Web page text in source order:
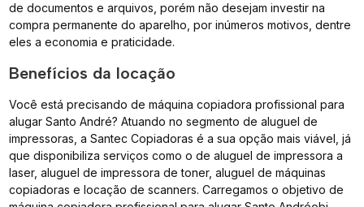
de documentos e arquivos, porém não desejam investir na
compra permanente do aparelho, por inúmeros motivos, dentre
eles a economia e praticidade.
Benefícios da locação
Você está precisando de máquina copiadora profissional para
alugar Santo André? Atuando no segmento de aluguel de
impressoras, a Santec Copiadoras é a sua opção mais viável, já
que disponibiliza serviços como o de aluguel de impressora a
laser, aluguel de impressora de toner, aluguel de máquinas
copiadoras e locação de scanners. Carregamos o objetivo de